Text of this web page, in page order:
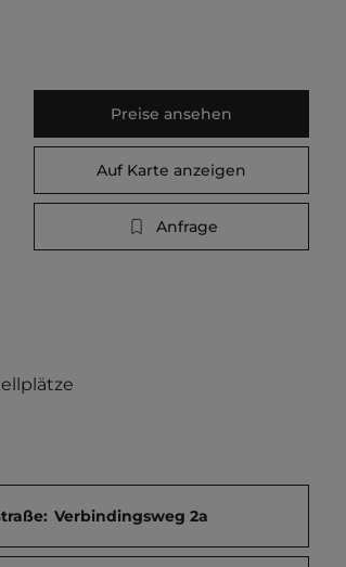
Preise ansehen
Auf Karte anzeigen
Anfrage
Verbindingsweg 2a